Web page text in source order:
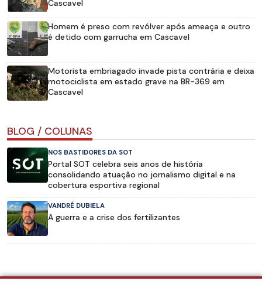
Cascavel
Homem é preso com revólver após ameaça e outro
é detido com garrucha em Cascavel
Motorista embriagado invade pista contrária e deixa
motociclista em estado grave na BR-369 em
Cascavel
BLOG / COLUNAS
NOS BASTIDORES DA SOT
Portal SOT celebra seis anos de história
consolidando atuação no jornalismo digital e na
cobertura esportiva regional
VANDRÉ DUBIELA
A guerra e a crise dos fertilizantes